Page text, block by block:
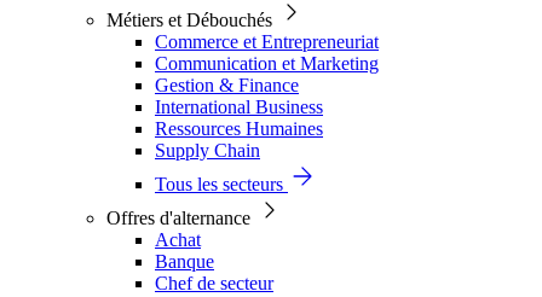
Métiers et Débouchés
Commerce et Entrepreneuriat
Communication et Marketing
Gestion & Finance
International Business
Ressources Humaines
Supply Chain
Tous les secteurs
Offres d'alternance
Achat
Banque
Chef de secteur